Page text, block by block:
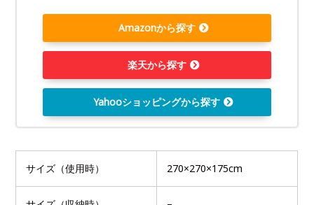
Amazonから探す
楽天から探す
Yahooショッピングから探す
サイズ（使用時） 270×270×175cm